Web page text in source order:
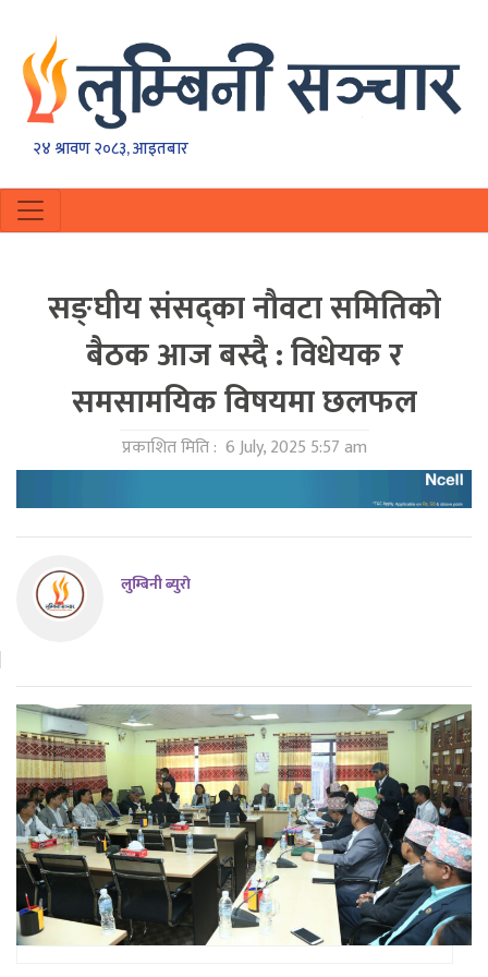
२४ श्रावण २०८३, आइतबार
सङ्घीय संसद्का नौवटा समितिको
बैठक आज बस्दै : विधेयक र
समसामयिक विषयमा छलफल
प्रकाशित मिति : 6 July, 2025 5:57 am
लुम्बिनी ब्युराे